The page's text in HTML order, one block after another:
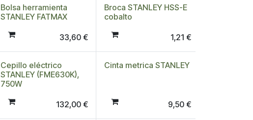
Bolsa herramienta
STANLEY FATMAX
33,60€
Broca STANLEY HSS-E
cobalto
1,21 €
Cepillo eléctrico
STANLEY (FME630K),
750W
132,00€
Cinta metrica STANLEY
9,50€